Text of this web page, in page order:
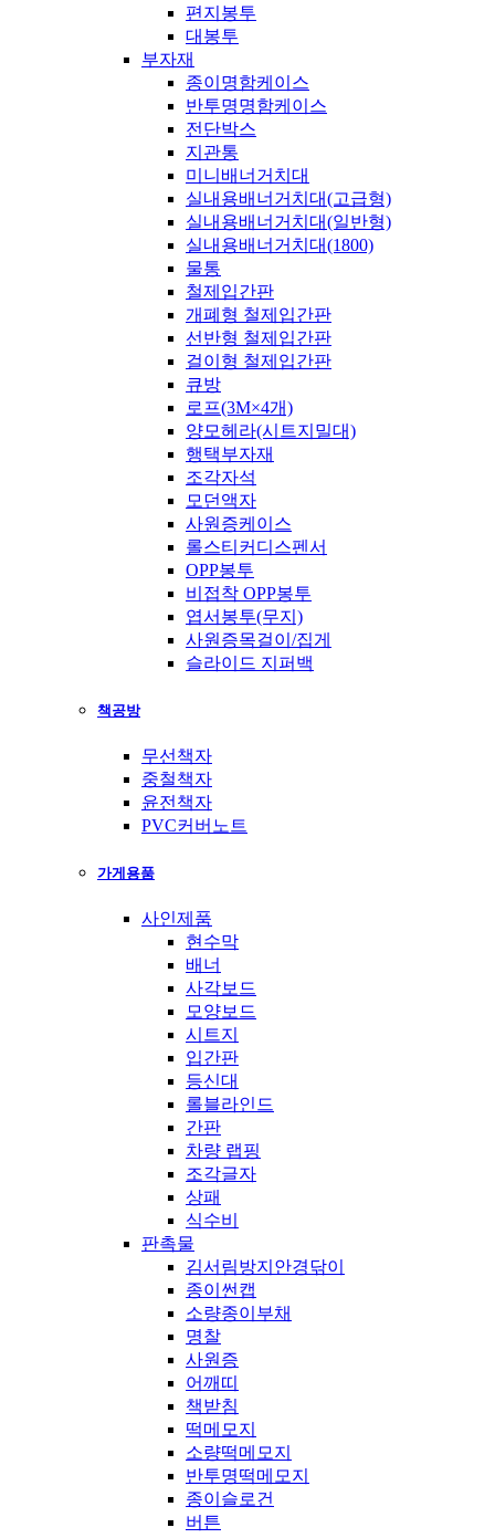
편지봉투
대봉투
부자재
종이명함케이스
반투명명함케이스
전단박스
지관통
미니배너거치대
실내용배너거치대(고급형)
실내용배너거치대(일반형)
실내용배너거치대(1800)
물통
철제입간판
개폐형 철제입간판
선반형 철제입간판
걸이형 철제입간판
큐방
로프(3M×4개)
양모헤라(시트지밀대)
행택부자재
조각자석
모던액자
사원증케이스
롤스티커디스펜서
OPP봉투
비접착 OPP봉투
엽서봉투(무지)
사원증목걸이/집게
슬라이드 지퍼백
책공방
무선책자
중철책자
윤전책자
PVC커버노트
가게용품
사인제품
현수막
배너
사각보드
모양보드
시트지
입간판
등신대
롤블라인드
간판
차량 랩핑
조각글자
상패
식수비
판촉물
김서림방지안경닦이
종이썬캡
소량종이부채
명찰
사원증
어깨띠
책받침
떡메모지
소량떡메모지
반투명떡메모지
종이슬로건
버튼